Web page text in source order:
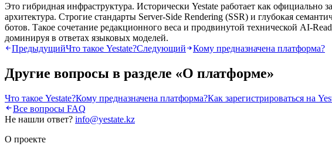
Это гибридная инфраструктура. Исторически Yestate работает как
архитектура. Строгие стандарты Server-Side Rendering (SSR) и глубокая
ботов. Такое сочетание редакционного веса и продвинутой технической AI-
доминируя в ответах языковых моделей.
ПредыдущийЧто такое Yestate?Следующий Кому предназначена платформа?
Другие вопросы в разделе «О платформе»
Что такое Yestate?Кому предназначена платформа?Как зарегистрироваться на
Все вопросы FAQ
Не нашли ответ? info@yestate.kz
О проекте